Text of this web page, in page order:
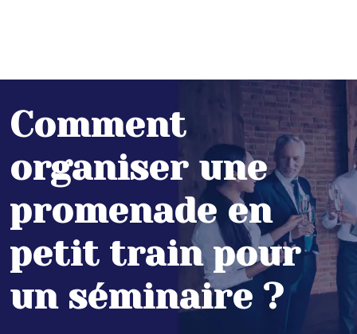
Comment
organiser une
promenade en
petit train pour
un séminaire ?